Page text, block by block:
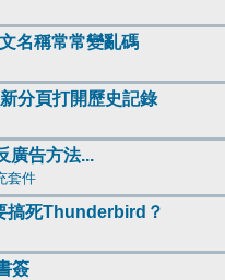
名稱常常變亂碼
分頁打開歷史記錄
廣告方法...
套件
搞死Thunderbird？
簽